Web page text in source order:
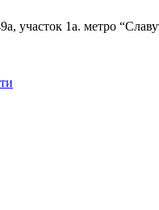
участок 1а. метро